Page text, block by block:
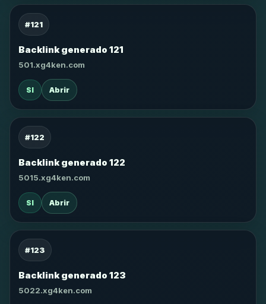
#121
Backlink generado 121
501.xg4ken.com
SI Abrir
#122
Backlink generado 122
5015.xg4ken.com
SI Abrir
#123
Backlink generado 123
5022.xg4ken.com